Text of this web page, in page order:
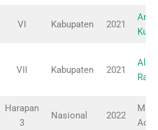
VI Kabupaten 2021
VII Kabupaten 2021
Harapan
3
Nasional 2022